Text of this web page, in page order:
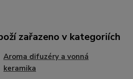
zařazeno v kategoriích
Aroma difuzéry a vonná
keramika